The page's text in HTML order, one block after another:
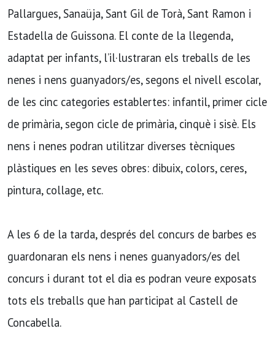
Pallargues, Sanaüja, Sant Gil de Torà, Sant Ramon i
Estadella de Guissona. El conte de la llegenda,
adaptat per infants, l’il·lustraran els treballs de les
nenes i nens guanyadors/es, segons el nivell escolar,
de les cinc categories establertes: infantil, primer cicle
de primària, segon cicle de primària, cinquè i sisè. Els
nens i nenes podran utilitzar diverses tècniques
plàstiques en les seves obres: dibuix, colors, ceres,
pintura, collage, etc.
A les 6 de la tarda, després del concurs de barbes es
guardonaran els nens i nenes guanyadors/es del
concurs i durant tot el dia es podran veure exposats
tots els treballs que han participat al Castell de
Concabella.